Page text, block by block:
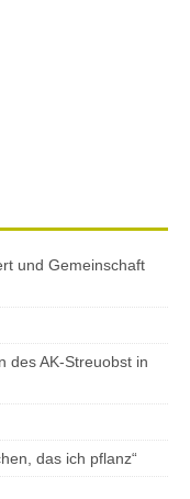
und Gemeinschaft
des AK-Streuobst in
das ich pflanz“